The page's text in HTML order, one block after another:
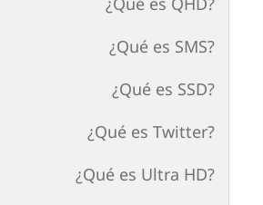
¿Qué es SMS?
¿Qué es SSD?
¿Qué es Twitter?
¿Qué es Ultra HD?